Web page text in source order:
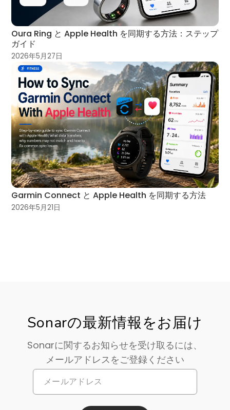
Oura Ring と Apple Health を同期する方法：ステップ
ガイド
2026年5月27日
Garmin Connect と Apple Health を同期する方法
2026年5月21日
Sonarの最新情報をお届け
Sonarに関するお知らせを受け取るには、
メールアドレスをご登録ください